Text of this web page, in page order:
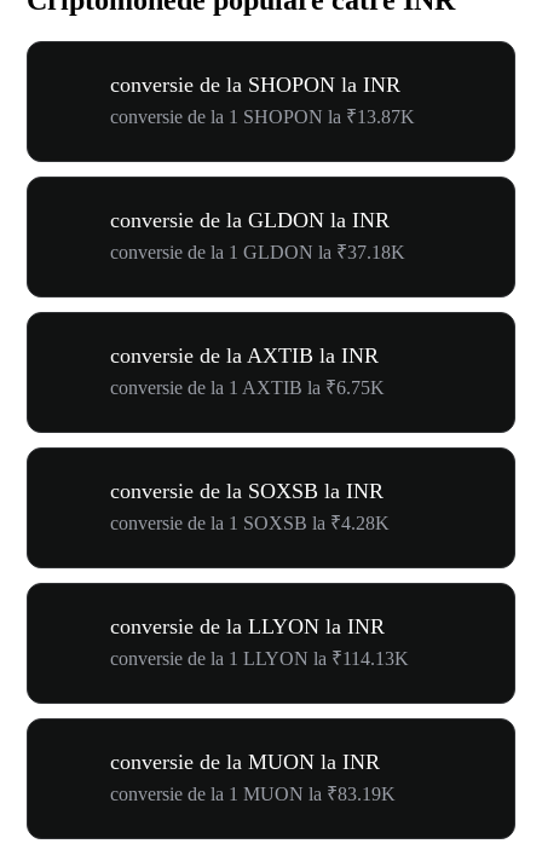
conversie de la SHOPON la INR
conversie de la 1 SHOPON la ₹13.87K
conversie de la GLDON la INR
conversie de la 1 GLDON la ₹37.18K
conversie de la AXTIB la INR
conversie de la 1 AXTIB la ₹6.75K
conversie de la SOXSB la INR
conversie de la 1 SOXSB la ₹4.28K
conversie de la LLYON la INR
conversie de la 1 LLYON la ₹114.13K
conversie de la MUON la INR
conversie de la 1 MUON la ₹83.19K